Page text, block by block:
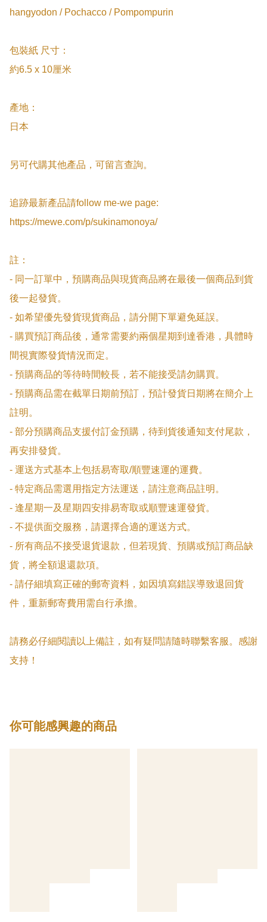
hangyodon / Pochacco / Pompompurin
包裝紙 尺寸：
約6.5 x 10厘米
產地：
日本
另可代購其他產品，可留言查詢。
追跡最新產品請follow me-we page:
https://mewe.com/p/sukinamonoya/
註：
- 同一訂單中，預購商品與現貨商品將在最後一個商品到貨
後一起發貨。
- 如希望優先發貨現貨商品，請分開下單避免延誤。
- 購買預訂商品後，通常需要約兩個星期到達香港，具體時
間視實際發貨情況而定。
- 預購商品的等待時間較長，若不能接受請勿購買。
- 預購商品需在截單日期前預訂，預計發貨日期將在簡介上
註明。
- 部分預購商品支援付訂金預購，待到貨後通知支付尾款，
再安排發貨。
- 運送方式基本上包括易寄取/順豐速運的運費。
- 特定商品需選用指定方法運送，請注意商品註明。
- 逢星期一及星期四安排易寄取或順豐速運發貨。
- 不提供面交服務，請選擇合適的運送方式。
- 所有商品不接受退貨退款，但若現貨、預購或預訂商品缺
貨，將全額退還款項。
- 請仔細填寫正確的郵寄資料，如因填寫錯誤導致退回貨
件，重新郵寄費用需自行承擔。
請務必仔細閱讀以上備註，如有疑問請隨時聯繫客服。感謝
支持！
你可能感興趣的商品